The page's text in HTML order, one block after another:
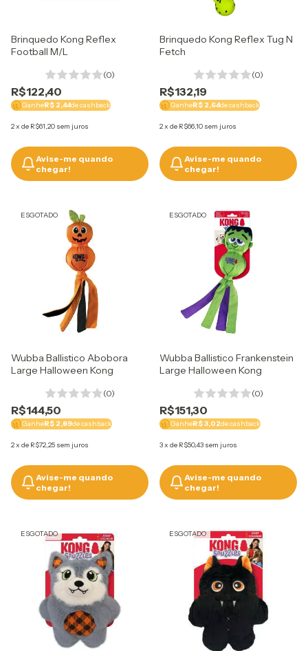
Utilizaremos os seus
do site.
Brinquedo Kong Reflex
Football M/L
(0)
R$122,40
GanheR$ 2,44de cashback
2x de R$61,20 sem juros
Avise-me quando
chegar!
Brinquedo Kong Reflex Tug N
Fetch
(0)
R$132,19
GanheR$ 2,64de cashback
2x de R$66,10 sem juros
Avise-me quando
chegar!
ESGOTADO
Wubba Ballistico Abobora
Large Halloween Kong
(0)
R$144,50
GanheR$ 2,89de cashback
2x de R$72,25 sem juros
Avise-me quando
chegar!
ESGOTADO
Wubba Ballistico Frankenstein
Large Halloween Kong
(0)
R$151,30
GanheR$ 3,02de cashback
3x de R$50,43 sem juros
Avise-me quando
chegar!
ESGOTADO ESGOTADO